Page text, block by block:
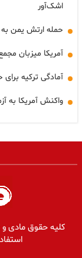
اشک‌آور
حمله ارتش یمن
آمریکا میزبان
آمادگی ترکیه برای
واکنش آمریکا به
کلیه حقوق مادی